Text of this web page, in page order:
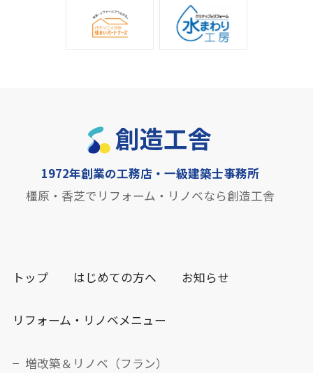
1972年創業の工務店・一級建築士事務所
橿原・香芝でリフォーム・リノベなら創造工舎
トップ はじめての方へ お知らせ
リフォーム・リノベメニュー
増改築＆リノベ（フラン）